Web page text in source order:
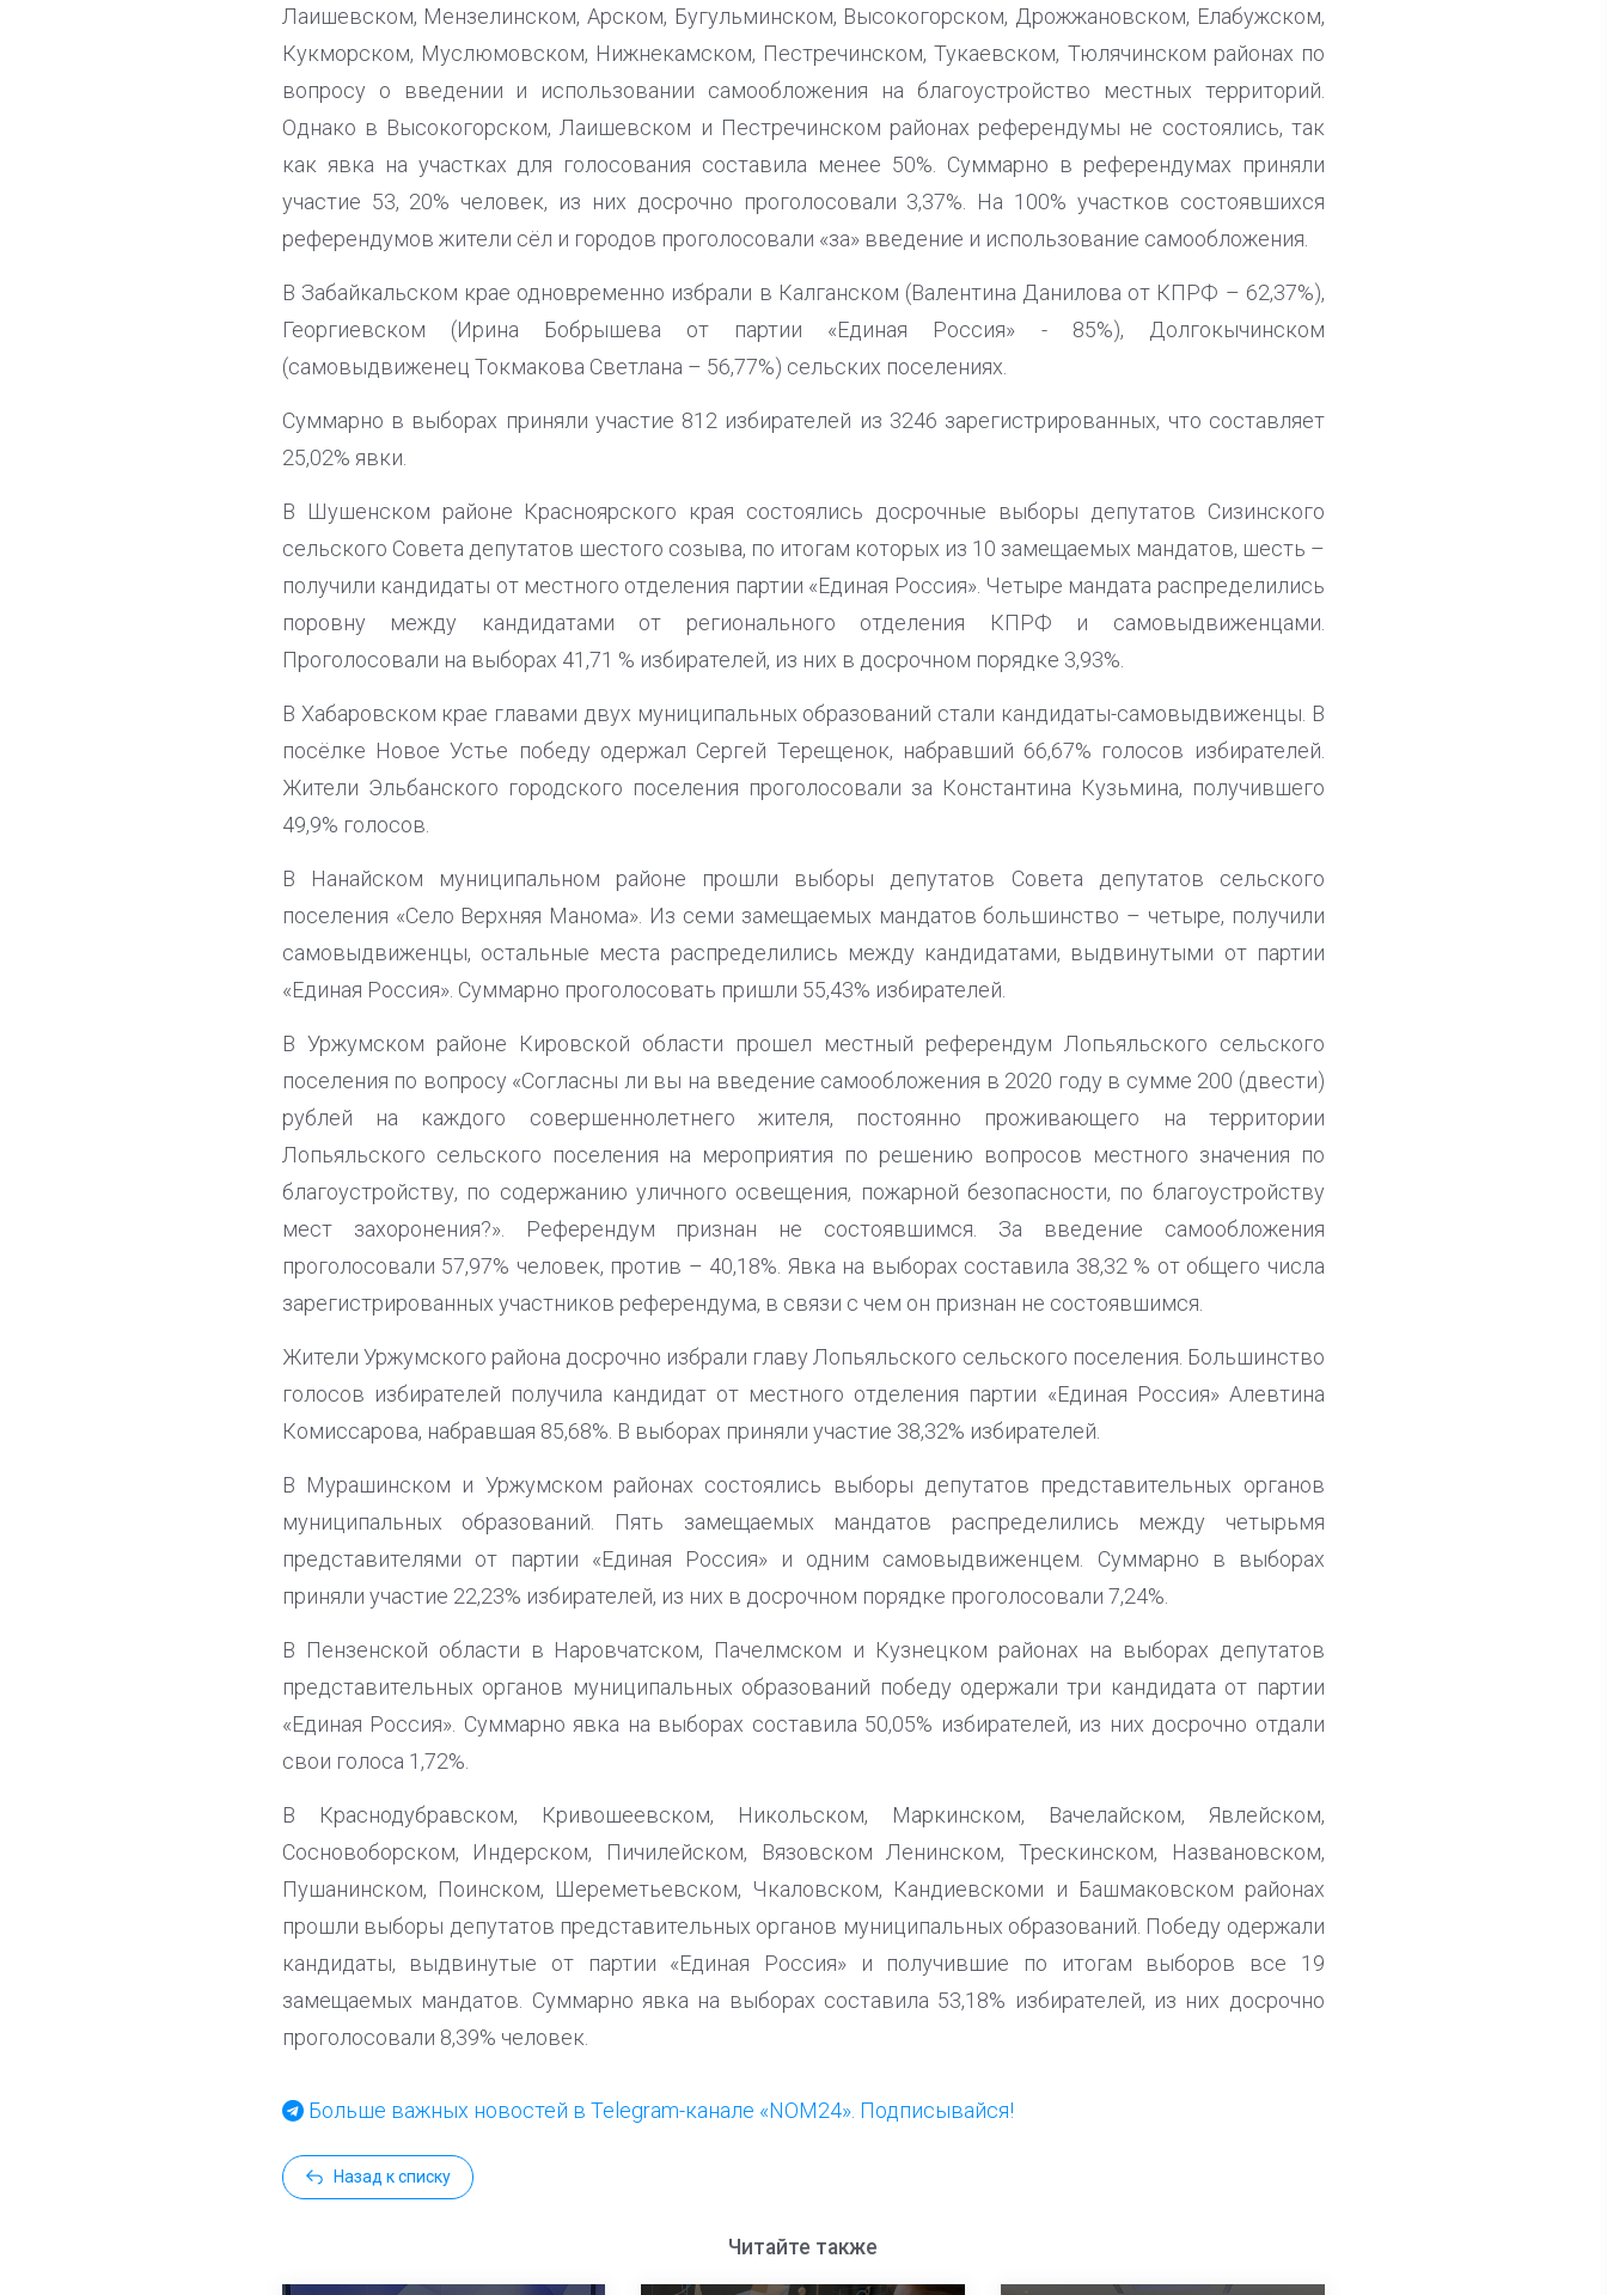
Лаишевском, Мензелинском, Арском, Бугульминском, Высокогорском, Дрожжановском, Елабужском,
Кукморском, Муслюмовском, Нижнекамском, Пестречинском, Тукаевском, Тюлячинском районах по
вопросу о введении и использовании самообложения на благоустройство местных территорий.
Однако в Высокогорском, Лаишевском и Пестречинском районах референдумы не состоялись, так
как явка на участках для голосования составила менее 50%. Суммарно в референдумах приняли
участие 53, 20% человек, из них досрочно проголосовали 3,37%. На 100% участков состоявшихся
референдумов жители сёл и городов проголосовали «за» введение и использование самообложения.
В Забайкальском крае одновременно избрали в Калганском (Валентина Данилова от КПРФ – 62,37%),
Георгиевском (Ирина Бобрышева от партии «Единая Россия» - 85%), Долгокычинском
(самовыдвиженец Токмакова Светлана – 56,77%) сельских поселениях.
Суммарно в выборах приняли участие 812 избирателей из 3246 зарегистрированных, что составляет
25,02% явки.
В Шушенском районе Красноярского края состоялись досрочные выборы депутатов Сизинского
сельского Совета депутатов шестого созыва, по итогам которых из 10 замещаемых мандатов, шесть –
получили кандидаты от местного отделения партии «Единая Россия». Четыре мандата распределились
поровну между кандидатами от регионального отделения КПРФ и самовыдвиженцами.
Проголосовали на выборах 41,71 % избирателей, из них в досрочном порядке 3,93%.
В Хабаровском крае главами двух муниципальных образований стали кандидаты-самовыдвиженцы. В
посёлке Новое Устье победу одержал Сергей Терещенок, набравший 66,67% голосов избирателей.
Жители Эльбанского городского поселения проголосовали за Константина Кузьмина, получившего
49,9% голосов.
В Нанайском муниципальном районе прошли выборы депутатов Совета депутатов сельского
поселения «Село Верхняя Манома». Из семи замещаемых мандатов большинство – четыре, получили
самовыдвиженцы, остальные места распределились между кандидатами, выдвинутыми от партии
«Единая Россия». Суммарно проголосовать пришли 55,43% избирателей.
В Уржумском районе Кировской области прошел местный референдум Лопьяльского сельского
поселения по вопросу «Согласны ли вы на введение самообложения в 2020 году в сумме 200 (двести)
рублей на каждого совершеннолетнего жителя, постоянно проживающего на территории
Лопьяльского сельского поселения на мероприятия по решению вопросов местного значения по
благоустройству, по содержанию уличного освещения, пожарной безопасности, по благоустройству
мест захоронения?». Референдум признан не состоявшимся. За введение самообложения
проголосовали 57,97% человек, против – 40,18%. Явка на выборах составила 38,32 % от общего числа
зарегистрированных участников референдума, в связи с чем он признан не состоявшимся.
Жители Уржумского района досрочно избрали главу Лопьяльского сельского поселения. Большинство
голосов избирателей получила кандидат от местного отделения партии «Единая Россия» Алевтина
Комиссарова, набравшая 85,68%. В выборах приняли участие 38,32% избирателей.
В Мурашинском и Уржумском районах состоялись выборы депутатов представительных органов
муниципальных образований. Пять замещаемых мандатов распределились между четырьмя
представителями от партии «Единая Россия» и одним самовыдвиженцем. Суммарно в выборах
приняли участие 22,23% избирателей, из них в досрочном порядке проголосовали 7,24%.
В Пензенской области в Наровчатском, Пачелмском и Кузнецком районах на выборах депутатов
представительных органов муниципальных образований победу одержали три кандидата от партии
«Единая Россия». Суммарно явка на выборах составила 50,05% избирателей, из них досрочно отдали
свои голоса 1,72%.
В Краснодубравском, Кривошеевском, Никольском, Маркинском, Вачелайском, Явлейском,
Сосновоборском, Индерском, Пичилейском, Вязовском Ленинском, Трескинском, Названовском,
Пушанинском, Поинском, Шереметьевском, Чкаловском, Кандиевскоми и Башмаковском районах
прошли выборы депутатов представительных органов муниципальных образований. Победу одержали
кандидаты, выдвинутые от партии «Единая Россия» и получившие по итогам выборов все 19
замещаемых мандатов. Суммарно явка на выборах составила 53,18% избирателей, из них досрочно
проголосовали 8,39% человек.
Больше важных новостей в Telegram-канале «NOM24». Подписывайся!
Назад к списку
Читайте также